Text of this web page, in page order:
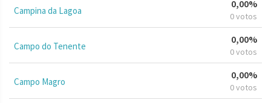
Campina da Lagoa
0,00%
0 votos
Campo do Tenente
0,00%
0 votos
Campo Magro
0,00%
0 votos